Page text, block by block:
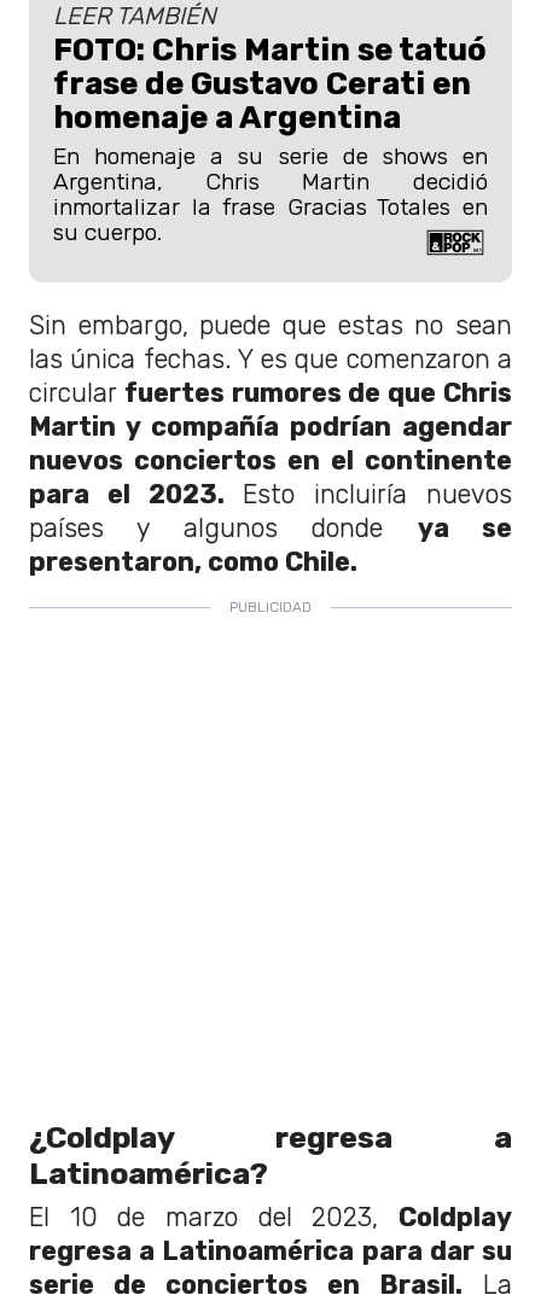
LEER TAMBIÉN
FOTO: Chris Martin se tatuó
frase de Gustavo Cerati en
homenaje a Argentina
En homenaje a su serie de shows en
Argentina, Chris Martin decidió
inmortalizar la frase Gracias Totales en
su cuerpo.
Sin embargo, puede que estas no sean
las única fechas. Y es que comenzaron a
circular fuertes rumores de que Chris
Martin y compañía podrían agendar
nuevos conciertos en el continente
para el 2023. Esto incluiría nuevos
países y algunos donde ya se
presentaron, como Chile.
¿Coldplay regresa a
Latinoamérica?
El 10 de marzo del 2023, Coldplay
regresa a Latinoamérica para dar su
serie de conciertos en Brasil. La